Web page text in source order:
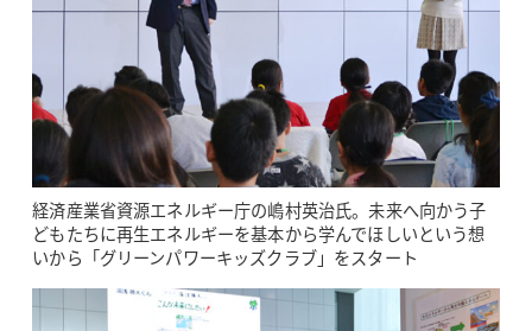
経済産業省資源エネルギー庁の嶋村英治氏。未来へ向かう子
どもたちに再生エネルギーを基本から学んでほしいという想
いから「グリーンパワーキッズクラブ」をスタート